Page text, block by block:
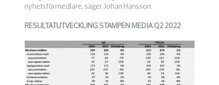
nyhetsförmedlare, säger Johan Hansson.
RESULTATUTVECKLING STAMPEN MEDIA Q2 2022